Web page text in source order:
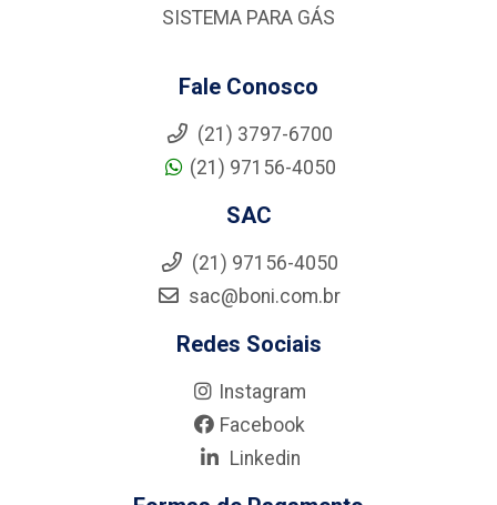
SISTEMA PARA GÁS
Fale Conosco
(21) 3797-6700
(21) 97156-4050
SAC
(21) 97156-4050
sac@boni.com.br
Redes Sociais
Instagram
Facebook
Linkedin